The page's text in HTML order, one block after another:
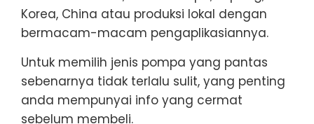
Korea, China atau produksi lokal dengan
bermacam-macam pengaplikasiannya.
Untuk memilih jenis pompa yang pantas
sebenarnya tidak terlalu sulit, yang penting
anda mempunyai info yang cermat
sebelum membeli.